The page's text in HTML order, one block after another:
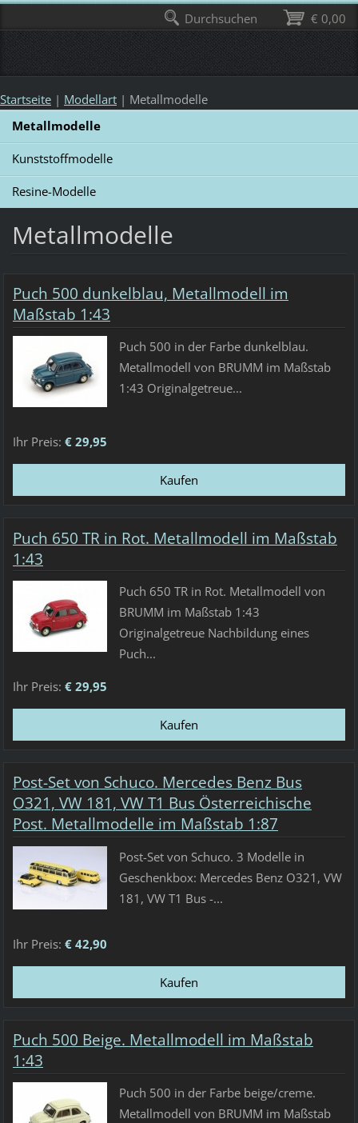
Startseite | Modellart | Metallmodelle
Metallmodelle
Kunststoffmodelle
Resine-Modelle
Metallmodelle
Puch 500 dunkelblau, Metallmodell im
Maßstab 1:43
Puch 500 in der Farbe dunkelblau.
Metallmodell von BRUMM im Maßstab
1:43 Originalgetreue...
Ihr Preis: € 29,95
Puch 650 TR in Rot. Metallmodell im Maßstab
1:43
Puch 650 TR in Rot. Metallmodell von
BRUMM im Maßstab 1:43
Originalgetreue Nachbildung eines
Puch...
Ihr Preis: € 29,95
Post-Set von Schuco. Mercedes Benz Bus
O321, VW 181, VW T1 Bus Österreichische
Post. Metallmodelle im Maßstab 1:87
Post-Set von Schuco. 3 Modelle in
Geschenkbox: Mercedes Benz O321, VW
181, VW T1 Bus -...
Ihr Preis: € 42,90
Puch 500 Beige. Metallmodell im Maßstab
1:43
Puch 500 in der Farbe beige/creme.
Metallmodell von BRUMM im Maßstab
€ 0,00
Durchsuchen